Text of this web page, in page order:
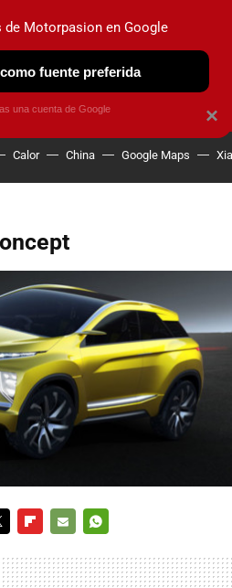
OBSERVATORIO
Calor China Google Maps
MAIL
×
de Motorpasion en Google
fuente preferida
una cuenta de Google